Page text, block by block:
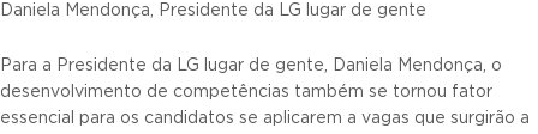
Daniela Mendonça, Presidente da LG lugar de gente
Para a Presidente da LG lugar de gente, Daniela Mendonça, o
desenvolvimento de competências também se tornou fator
essencial para os candidatos se aplicarem a vagas que surgirão a